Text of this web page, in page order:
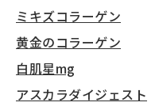
ミキズコラーゲン
黄金のコラーゲン
白肌星mg
アスカラダイジェスト